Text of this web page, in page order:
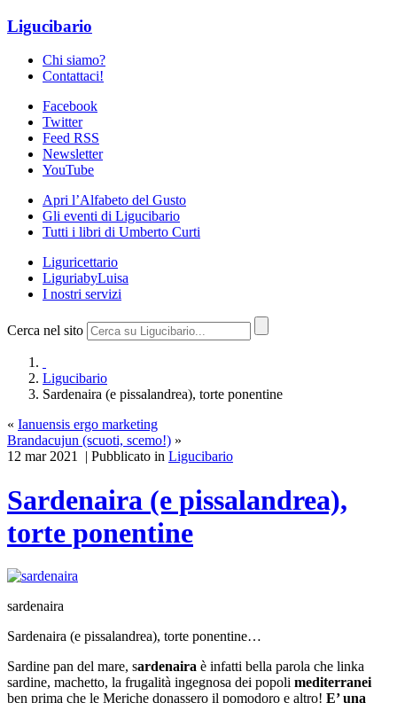
Ligucibario
Chi siamo?
Contattaci!
Facebook
Twitter
Feed RSS
Newsletter
YouTube
Apri l’Alfabeto del Gusto
Gli eventi di Ligucibario
Tutti i libri di Umberto Curti
Liguricettario
LiguriabyLuisa
I nostri servizi
Cerca nel sito
Ligucibario
Sardenaira (e pissalandrea), torte ponentine
« Ianuensis ergo marketing
Brandacujun (scuoti, scemo!) »
12 mar 2021 | Pubblicato in Ligucibario
Sardenaira (e pissalandrea),
torte ponentine
sardenaira
Sardenaira (e pissalandrea), torte ponentine…
Sardine pan del mare, sardenaira è infatti bella parola che linka
sardine, machetto, la frugalità ingegnosa dei popoli mediterranei
ben prima che le Meriche donassero il pomodoro e altro! E’ una